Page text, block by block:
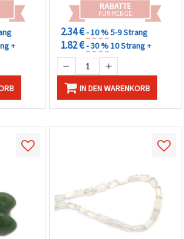
+
RABATTE
FÜR MENGE
2.34 €- 10 %5-9 Strang
1.82 €- 30 %10 Strang +
IN DEN WARENKORB